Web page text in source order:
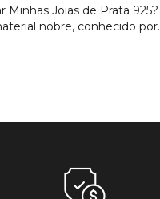
Minhas Joias de Prata 925?
nobre, conhecido